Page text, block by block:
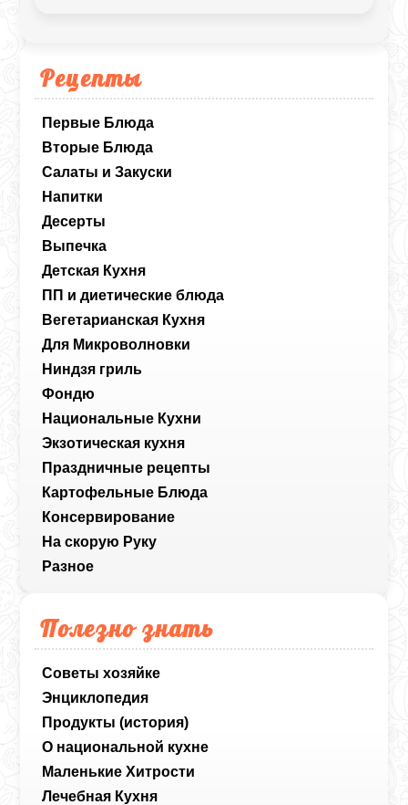
Рецепты
Первые Блюда
Вторые Блюда
Салаты и Закуски
Напитки
Десерты
Выпечка
Детская Кухня
ПП и диетические блюда
Вегетарианская Кухня
Для Микроволновки
Ниндзя гриль
Фондю
Национальные Кухни
Экзотическая кухня
Праздничные рецепты
Картофельные Блюда
Консервирование
На скорую Руку
Разное
Полезно знать
Советы хозяйке
Энциклопедия
Продукты (история)
О национальной кухне
Маленькие Хитрости
Лечебная Кухня